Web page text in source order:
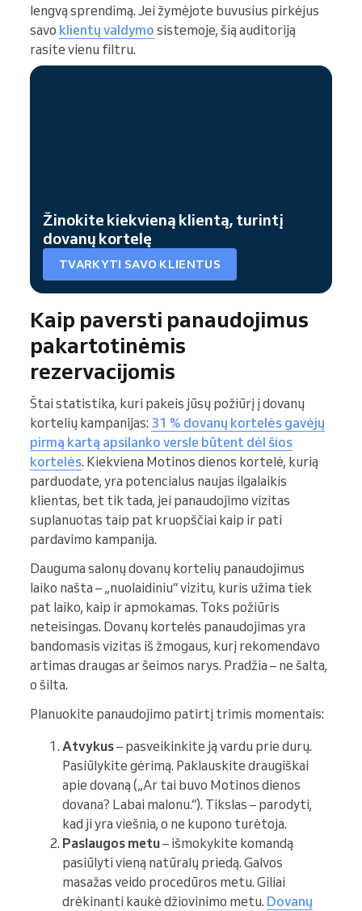
lengvą sprendimą. Jei žymėjote buvusius pirkėjus
savo klientų valdymo sistemoje, šią auditoriją
rasite vienu filtru.
Žinokite kiekvieną klientą, turintį
dovanų kortelę
TVARKYTI SAVO KLIENTUS
Kaip paversti panaudojimus
pakartotinėmis
rezervacijomis
Štai statistika, kuri pakeis jūsų požiūrį į dovanų
kortelių kampanijas: 31 % dovanų kortelės gavėjų
pirmą kartą apsilanko versle būtent dėl šios
kortelės. Kiekviena Motinos dienos kortelė, kurią
parduodate, yra potencialus naujas ilgalaikis
klientas, bet tik tada, jei panaudojimo vizitas
suplanuotas taip pat kruopščiai kaip ir pati
pardavimo kampanija.
Dauguma salonų dovanų kortelių panaudojimus
laiko našta – „nuolaidiniu“ vizitu, kuris užima tiek
pat laiko, kaip ir apmokamas. Toks požiūris
neteisingas. Dovanų kortelės panaudojimas yra
bandomasis vizitas iš žmogaus, kurį rekomendavo
artimas draugas ar šeimos narys. Pradžia – ne šalta,
o šilta.
Planuokite panaudojimo patirtį trimis momentais:
Atvykus– pasveikinkite ją vardu prie durų.
Pasiūlykite gėrimą. Paklauskite draugiškai
apie dovaną („Ar tai buvo Motinos dienos
dovana? Labai malonu.“). Tikslas – parodyti,
kad ji yra viešnia, o ne kupono turėtoja.
Paslaugos metu– išmokykite komandą
pasiūlyti vieną natūralų priedą. Galvos
masažas veido procedūros metu. Giliai
drėkinanti kaukė džiovinimo metu. Dovanų